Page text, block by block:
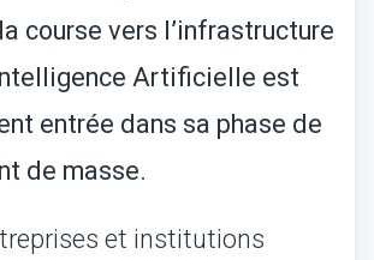
la course vers l’infrastructure
Artificielle est
entrée dans sa phase de
de masse.
et institutions